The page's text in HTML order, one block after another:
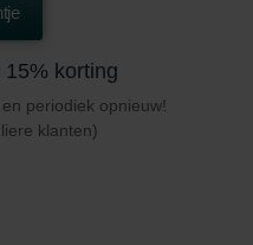
korting
periodiek opnieuw!
klanten)